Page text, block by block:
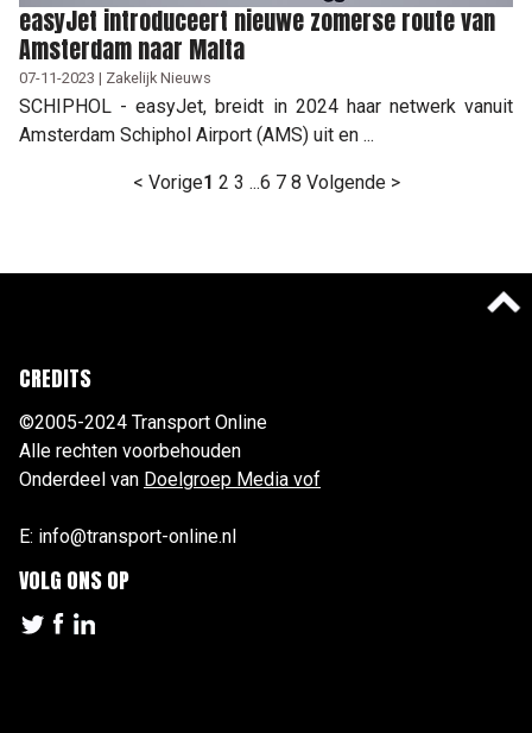
easyJet introduceert nieuwe zomerse route van
Amsterdam naar Malta
07-11-2023 | Zakelijk Nieuws
SCHIPHOL - easyJet, breidt in 2024 haar netwerk vanuit
Amsterdam Schiphol Airport (AMS) uit en ...
< Vorige1 2 3 ...6 7 8 Volgende >
CREDITS
©2005-2024 Transport Online
Alle rechten voorbehouden
Onderdeel van Doelgroep Media vof
E: info@transport-online.nl
VOLG ONS OP